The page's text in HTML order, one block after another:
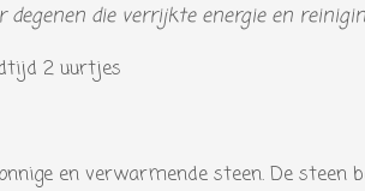
degenen die verrijkte energie en
2 uurtjes
en verwarmende steen. De steen